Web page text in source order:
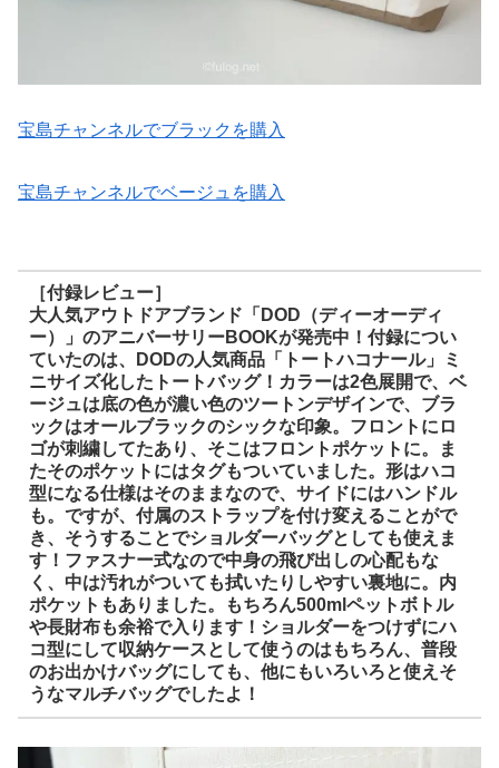
宝島チャンネルでブラックを購入
宝島チャンネルでベージュを購入
［付録レビュー］
大人気アウトドアブランド「DOD（ディーオーディ
ー）」のアニバーサリーBOOKが発売中！付録につい
ていたのは、DODの人気商品「トートハコナール」ミ
ニサイズ化したトートバッグ！カラーは2色展開で、ベ
ージュは底の色が濃い色のツートンデザインで、ブラ
ックはオールブラックのシックな印象。フロントにロ
ゴが刺繍してたあり、そこはフロントポケットに。ま
たそのポケットにはタグもついていました。形はハコ
型になる仕様はそのままなので、サイドにはハンドル
も。ですが、付属のストラップを付け変えることがで
き、そうすることでショルダーバッグとしても使えま
す！ファスナー式なので中身の飛び出しの心配もな
く、中は汚れがついても拭いたりしやすい裏地に。内
ポケットもありました。もちろん500mlペットボトル
や長財布も余裕で入ります！ショルダーをつけずにハ
コ型にして収納ケースとして使うのはもちろん、普段
のお出かけバッグにしても、他にもいろいろと使えそ
うなマルチバッグでしたよ！